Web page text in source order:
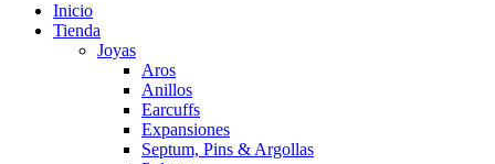
Inicio
Tienda
Joyas
Aros
Anillos
Earcuffs
Expansiones
Septum, Pins & Argollas